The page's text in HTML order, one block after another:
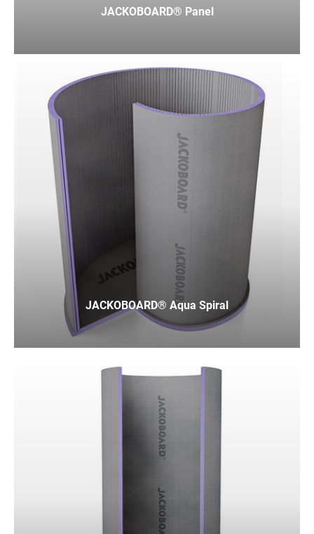
JACKOBOARD® Panel
JACKOBOARD® Aqua Spiral